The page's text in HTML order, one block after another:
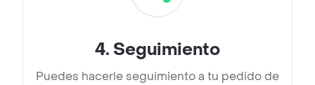
4. Seguimiento
Puedes hacerle seguimiento a tu pedido de